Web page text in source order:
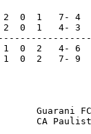
0  1   7- 4
0  1   4- 3
0  2   4- 6
0  2   7- 9
Guarani FC
CA